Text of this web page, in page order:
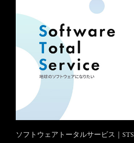
ソフトウェアトータルサービス｜STS